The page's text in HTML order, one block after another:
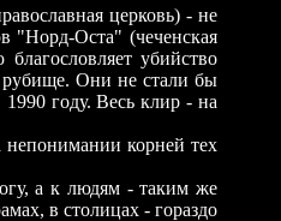
церковь) - не
"Норд-Оста" (чеченская
убийство
рубище. Они не стали бы
году. Весь клир - на
корней тех
а к людям - таким же
в столицах - гораздо